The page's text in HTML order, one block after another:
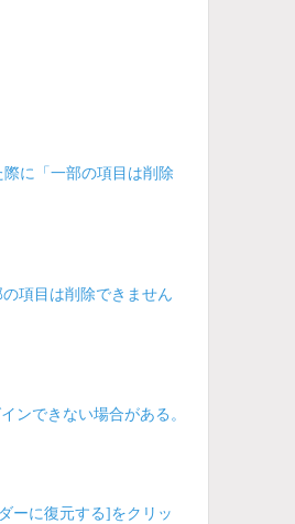
に「一部の項目は削除
項目は削除できません
ンできない場合がある。
ーに復元する]をクリッ